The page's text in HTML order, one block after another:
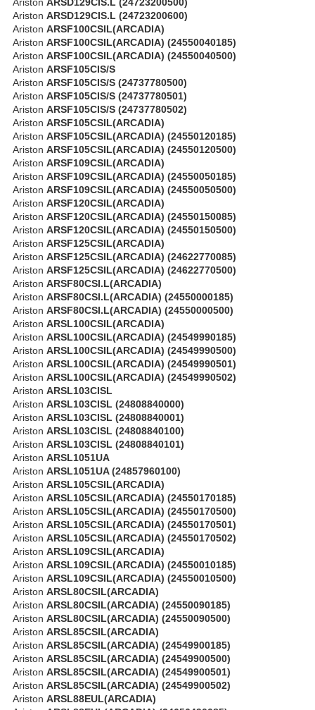
Ariston ARSD129CIS.L (24723200600)
Ariston ARSF100CSIL(ARCADIA)
Ariston ARSF100CSIL(ARCADIA) (24550040185)
Ariston ARSF100CSIL(ARCADIA) (24550040500)
Ariston ARSF105CIS/S
Ariston ARSF105CIS/S (24737780500)
Ariston ARSF105CIS/S (24737780501)
Ariston ARSF105CIS/S (24737780502)
Ariston ARSF105CSIL(ARCADIA)
Ariston ARSF105CSIL(ARCADIA) (24550120185)
Ariston ARSF105CSIL(ARCADIA) (24550120500)
Ariston ARSF109CSIL(ARCADIA)
Ariston ARSF109CSIL(ARCADIA) (24550050185)
Ariston ARSF109CSIL(ARCADIA) (24550050500)
Ariston ARSF120CSIL(ARCADIA)
Ariston ARSF120CSIL(ARCADIA) (24550150085)
Ariston ARSF120CSIL(ARCADIA) (24550150500)
Ariston ARSF125CSIL(ARCADIA)
Ariston ARSF125CSIL(ARCADIA) (24622770085)
Ariston ARSF125CSIL(ARCADIA) (24622770500)
Ariston ARSF80CSI.L(ARCADIA)
Ariston ARSF80CSI.L(ARCADIA) (24550000185)
Ariston ARSF80CSI.L(ARCADIA) (24550000500)
Ariston ARSL100CSIL(ARCADIA)
Ariston ARSL100CSIL(ARCADIA) (24549990185)
Ariston ARSL100CSIL(ARCADIA) (24549990500)
Ariston ARSL100CSIL(ARCADIA) (24549990501)
Ariston ARSL100CSIL(ARCADIA) (24549990502)
Ariston ARSL103CISL
Ariston ARSL103CISL (24808840000)
Ariston ARSL103CISL (24808840001)
Ariston ARSL103CISL (24808840100)
Ariston ARSL103CISL (24808840101)
Ariston ARSL1051UA
Ariston ARSL1051UA (24857960100)
Ariston ARSL105CSIL(ARCADIA)
Ariston ARSL105CSIL(ARCADIA) (24550170185)
Ariston ARSL105CSIL(ARCADIA) (24550170500)
Ariston ARSL105CSIL(ARCADIA) (24550170501)
Ariston ARSL105CSIL(ARCADIA) (24550170502)
Ariston ARSL109CSIL(ARCADIA)
Ariston ARSL109CSIL(ARCADIA) (24550010185)
Ariston ARSL109CSIL(ARCADIA) (24550010500)
Ariston ARSL80CSIL(ARCADIA)
Ariston ARSL80CSIL(ARCADIA) (24550090185)
Ariston ARSL80CSIL(ARCADIA) (24550090500)
Ariston ARSL85CSIL(ARCADIA)
Ariston ARSL85CSIL(ARCADIA) (24549900185)
Ariston ARSL85CSIL(ARCADIA) (24549900500)
Ariston ARSL85CSIL(ARCADIA) (24549900501)
Ariston ARSL85CSIL(ARCADIA) (24549900502)
Ariston ARSL88EUL(ARCADIA)